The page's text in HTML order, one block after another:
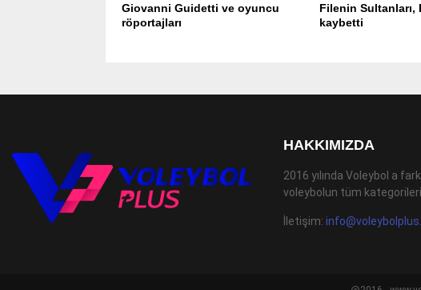
Giovanni Guidetti ve oyuncu
röportajları
Filenin Sultanları,
kaybetti
HAKKIMIZDA
2016 yılında Voleybol a
voleybolun tüm
İletişim: